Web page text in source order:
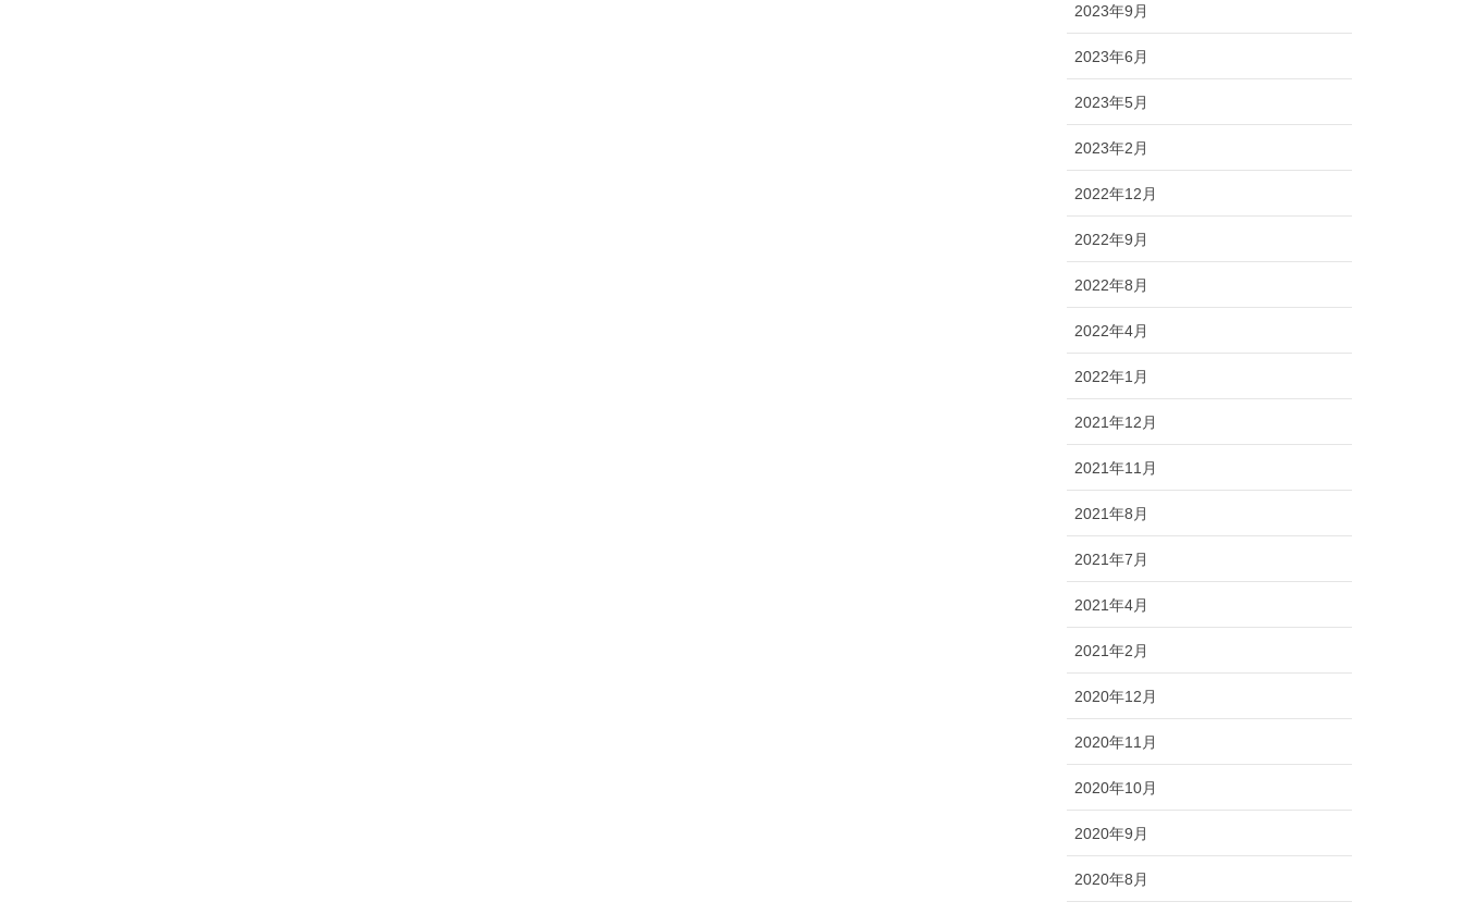
2023年9月
2023年6月
2023年5月
2023年2月
2022年12月
2022年9月
2022年8月
2022年4月
2022年1月
2021年12月
2021年11月
2021年8月
2021年7月
2021年4月
2021年2月
2020年12月
2020年11月
2020年10月
2020年9月
2020年8月